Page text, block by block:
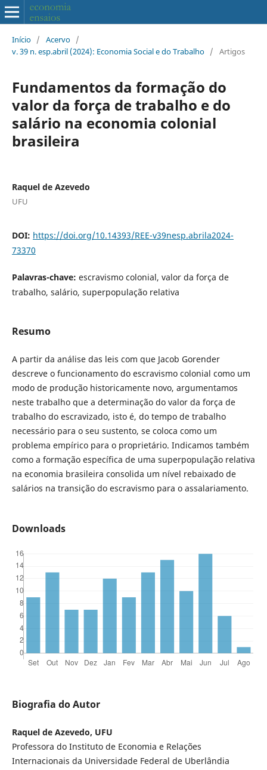
Início / Acervo /
v. 39 n. esp.abril (2024): Economia Social e do Trabalho / Artigos
Fundamentos da formação do
valor da força de trabalho e do
salário na economia colonial
brasileira
Raquel de Azevedo
UFU
DOI: https://doi.org/10.14393/REE-v39nesp.abrila2024-
73370
Palavras-chave: escravismo colonial, valor da força de
trabalho, salário, superpopulação relativa
Resumo
A partir da análise das leis com que Jacob Gorender
descreve o funcionamento do escravismo colonial como um
modo de produção historicamente novo, argumentamos
neste trabalho que a determinação do valor da força de
trabalho do escravizado, isto é, do tempo de trabalho
necessário para o seu sustento, se coloca como um
problema empírico para o proprietário. Indicamos também
como a formação específica de uma superpopulação relativa
na economia brasileira consolida um nível rebaixado de
salários na transição do escravismo para o assalariamento.
Downloads
Biografia do Autor
Raquel de Azevedo, UFU
Professora do Instituto de Economia e Relações
Internacionais da Universidade Federal de Uberlândia